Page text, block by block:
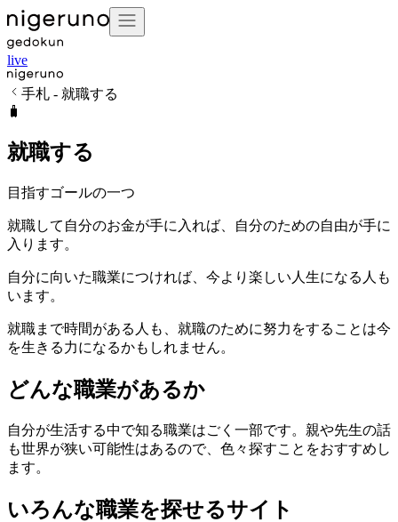
live
手札 - 就職する
🧳
就職する
目指すゴールの一つ
就職して自分のお金が手に入れば、自分のための自由が手に
入ります。
自分に向いた職業につければ、今より楽しい人生になる人も
います。
就職まで時間がある人も、就職のために努力をすることは今
を生きる力になるかもしれません。
どんな職業があるか
自分が生活する中で知る職業はごく一部です。親や先生の話
も世界が狭い可能性はあるので、色々探すことをおすすめし
ます。
いろんな職業を探せるサイト